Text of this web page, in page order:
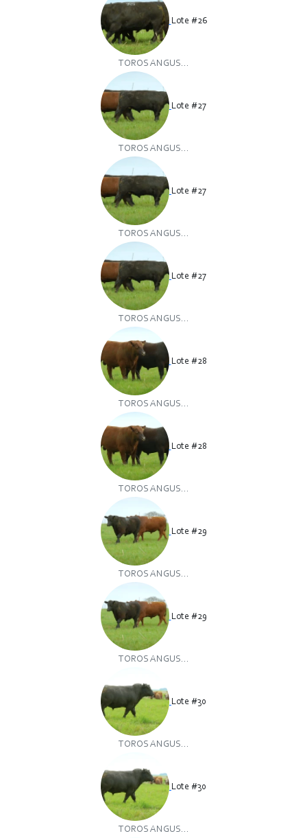
Lote #26
TOROS ANGUS...
Lote #27
TOROS ANGUS...
Lote #27
TOROS ANGUS...
Lote #27
TOROS ANGUS...
Lote #28
TOROS ANGUS...
Lote #28
TOROS ANGUS...
Lote #29
TOROS ANGUS...
Lote #29
TOROS ANGUS...
Lote #30
TOROS ANGUS...
Lote #30
TOROS ANGUS...